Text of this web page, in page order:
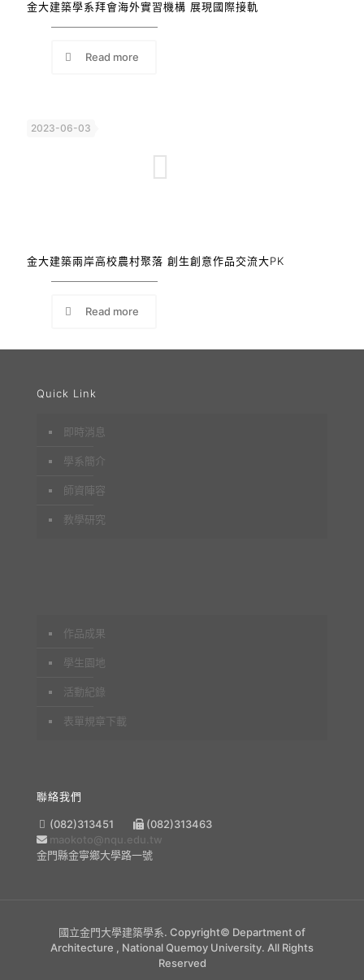
金大建築學系拜會海外實習機構 展現國際接軌
Read more
2023-06-03
金大建築兩岸高校農村聚落 創生創意作品交流大PK
Read more
Quick Link
即時消息
學系簡介
師資陣容
教學研究
作品成果
學生園地
活動紀錄
表單規章下載
聯絡我們
(082)313451
(082)313463
maokoto@nqu.edu.tw
金門縣金寧鄉大學路一號
國立金門大學建築學系. Copyright© Department of
Architecture , National Quemoy University. All Rights
Reserved